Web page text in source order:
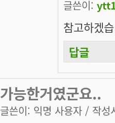
글쓴이:
참고하겠
답글
가능한거였군요..
글쓴이: 익명 사용자 / 작성